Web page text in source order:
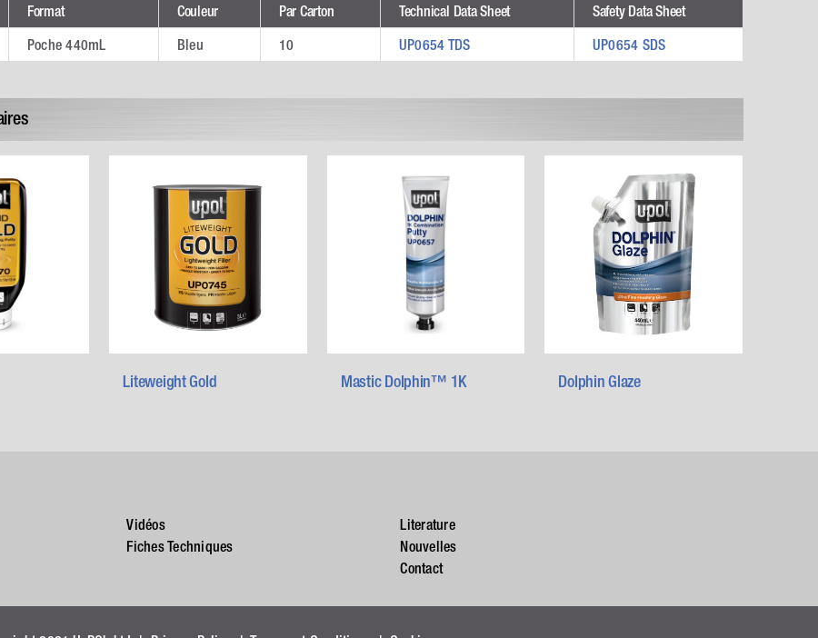
Format Couleur Par Carton Technical Data Sheet Safety Data Sheet
Poche 440mL Bleu 10 UP0654 TDS UP0654 SDS
Liteweight Gold Mastic Dolphin™ 1K Dolphin Glaze
Vidéos
Fiches Techniques
Literature
Nouvelles
Contact